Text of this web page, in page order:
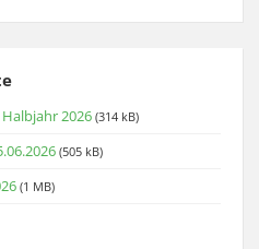
2026(314 kB)
(505 kB)
(1 MB)